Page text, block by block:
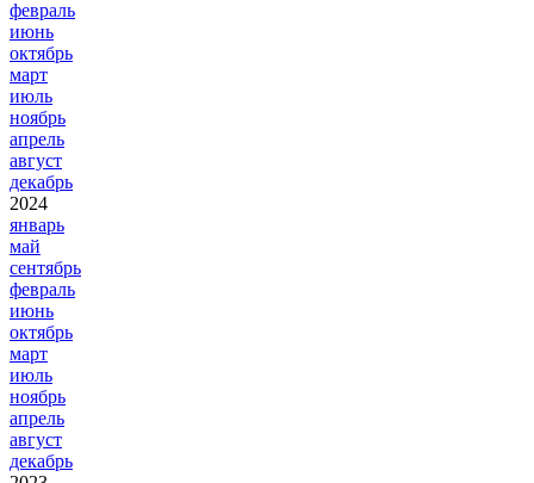
февраль
июнь
октябрь
март
июль
ноябрь
апрель
август
декабрь
2024
январь
май
сентябрь
февраль
июнь
октябрь
март
июль
ноябрь
апрель
август
декабрь